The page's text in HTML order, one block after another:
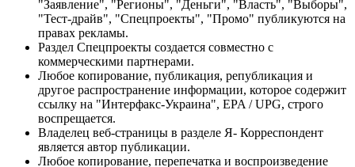
"Заявление", "Регионы", "Деньги", "Власть", "Выборы",
"Тест-драйв", "Спецпроекты", "Промо" публикуются на
правах рекламы.
Раздел Спецпроекты создается совместно с
коммерческими партнерами.
Любое копирование, публикация, републикация и
другое распространение информации, которое содержит
ссылку на "Интерфакс-Украина", EPA / UPG, строго
воспрещается.
Владелец веб-страницы в разделе Я- Корреспондент
является автор публикации.
Любое копирование, перепечатка и воспроизведение